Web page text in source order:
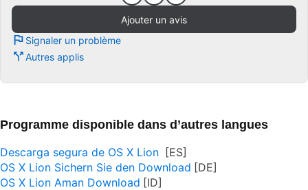
Ajouter un avis
Signaler un problème
Autres applis
Programme disponible dans d’autres langues
Descarga segura de OS X Lion
OS X Lion Sichern Sie den Download
OS X Lion Aman Download